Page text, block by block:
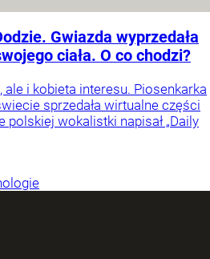
Gwiazda wyprzedała
ciała. O co chodzi?
i kobieta interesu. Piosenkarka
sprzedała wirtualne części
polskiej wokalistki napisał „Daily